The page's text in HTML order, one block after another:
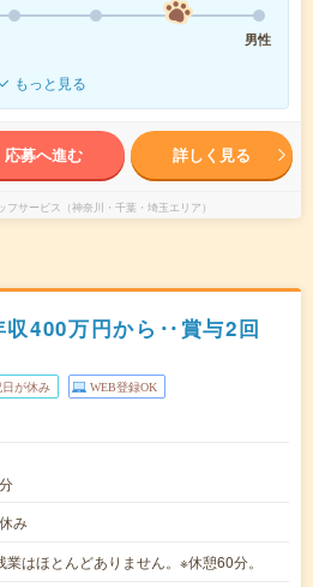
男性
もっと見る
応募へ進む 詳しく見る
フサービス（神奈川・千葉・埼玉エリア）
収400万円から‥賞与2回
日が休み WEB登録OK
み
はほとんどありません。※休憩60分。